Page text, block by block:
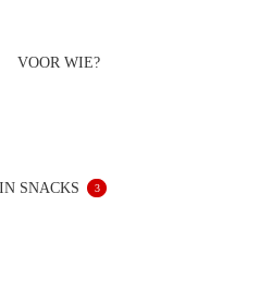
VOOR WIE?
SNACKS 3